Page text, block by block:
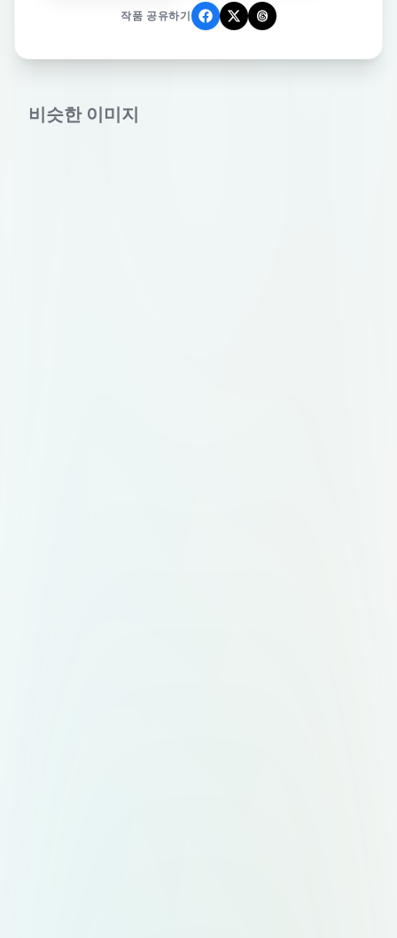
작품 공유하기
비슷한 이미지